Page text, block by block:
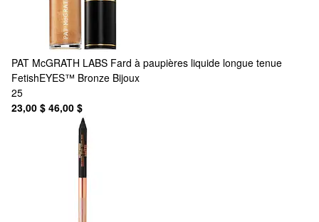
PAT McGRATH LABS Fard à paupières liquide longue tenue
FetishEYES™ Bronze Bijoux
25
23,00 $ 46,00 $